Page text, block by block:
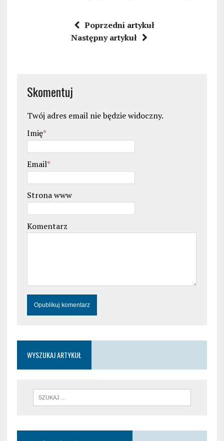
Poprzedni artykuł
Następny artykuł
Skomentuj
Twój adres email nie będzie widoczny.
Imię*
Email*
Strona www
Komentarz
WYSZUKAJ ARTYKUŁ